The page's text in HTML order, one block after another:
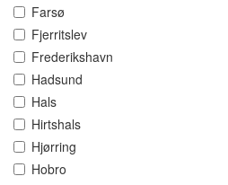
Farsø
Fjerritslev
Frederikshavn
Hadsund
Hals
Hirtshals
Hjørring
Hobro